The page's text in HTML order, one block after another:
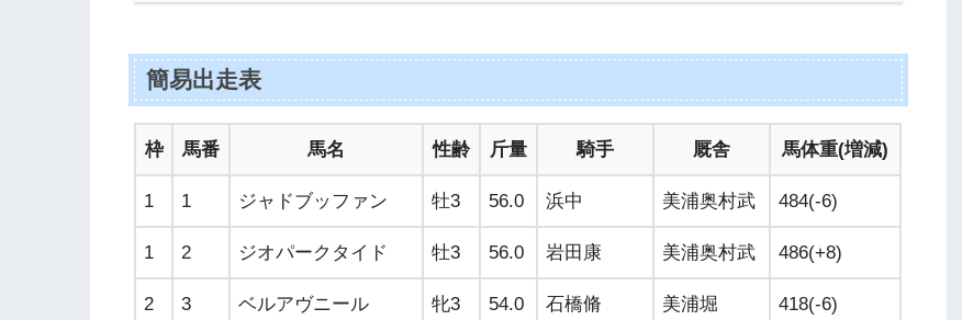
簡易出走表
枠 馬番 馬名 性齢 斤量 騎手 厩舎 馬体重(増減)
1 1 ジャドブッファン 牡3 56.0 浜中 美浦奥村武 484(-6)
1 2 ジオパークタイド 牡3 56.0 岩田康 美浦奥村武 486(+8)
2 3 ベルアヴニール 牝3 54.0 石橋脩 美浦堀 418(-6)